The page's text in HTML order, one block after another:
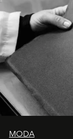
MODA